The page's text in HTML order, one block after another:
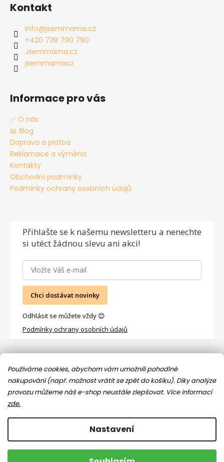
Používáme cookies, abychom vám umožnili pohodlné
nakupování (např. možnost vrátit se zpět do košíku). Díky analýze
provozu můžeme náš e-shop neustále zlepšovat. Více informací
zde.
Nastavení
Kontakt
info@jsemmama.cz
+420 739 790 790
Jsemmáma.cz
jsemmamacz
Informace pro vás
✅ O nás
📖 Blog
Doprava a platba
Reklamace a výměna
Kontakty
Obchodní podmínky
Podmínky ochrany osobních údajů
Přihlašte se k našemu newsletteru a nenechte
si utéct žádnou slevu ani akci!
Chci dostávat novinky
Odhlásit se můžete vždy 😊
Podmínky ochrany osobních údajů
Facebook
Copyright 2026Jsem máma. Všechna práva vyhrazena.